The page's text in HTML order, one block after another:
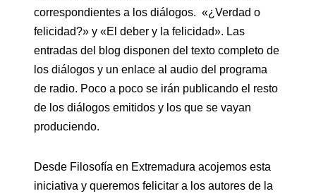
correspondientes a los diálogos. «¿Verdad o
felicidad?» y «El deber y la felicidad». Las
entradas del blog disponen del texto completo de
los diálogos y un enlace al audio del programa
de radio. Poco a poco se irán publicando el resto
de los diálogos emitidos y los que se vayan
produciendo.
Desde Filosofía en Extremadura acojemos esta
iniciativa y queremos felicitar a los autores de la